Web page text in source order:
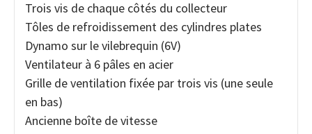
Trois vis de chaque côtés du collecteur
Tôles de refroidissement des cylindres plates
Dynamo sur le vilebrequin (6V)
Ventilateur à 6 pâles en acier
Grille de ventilation fixée par trois vis (une seule
en bas)
Ancienne boîte de vitesse